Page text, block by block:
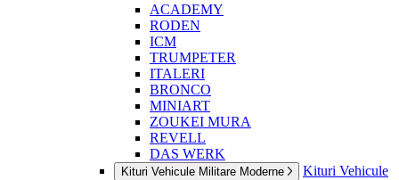
ACADEMY
RODEN
ICM
TRUMPETER
ITALERI
BRONCO
MINIART
ZOUKEI MURA
REVELL
DAS WERK
Kituri Vehicule Militare Moderne
Kituri Vehicule